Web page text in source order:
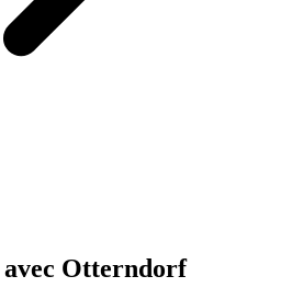
avec Otterndorf